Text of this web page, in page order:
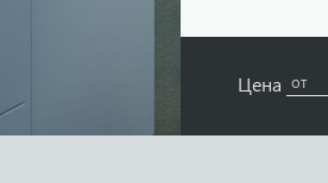
Цена